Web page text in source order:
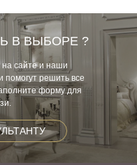
В ВЫБОРЕ ?
на сайте и наши
помогут решить все
форму для